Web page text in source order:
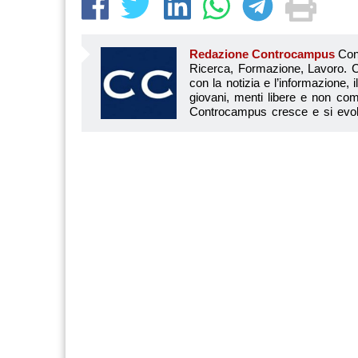
Redazione Controcampus Controcampus è Il magazine più letto dai giovani su: Scuola, Università, Ricerca, Formazione, Lavoro. Controcampus nasce nell’ottobre 2001 con la missione di affiancare con la notizia e l’informazione, il mondo dell’istruzione e dell’università. Il suo cuore pulsante sono i giovani, menti libere e non compromesse da nessun interesse di parte. Il progetto è ambizioso e Controcampus cresce e si evolve arricchendo il proprio staff con nuovi giovani vogliosi di